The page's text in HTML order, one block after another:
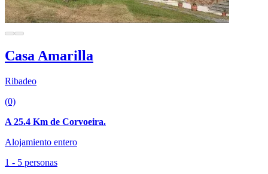
Casa Amarilla
Ribadeo
(0)
A 25.4 Km de Corvoeira.
Alojamiento entero
1 - 5 personas